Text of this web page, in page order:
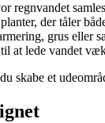
regnvandet
der tåler
grus eller
at lede vandet
skabe et